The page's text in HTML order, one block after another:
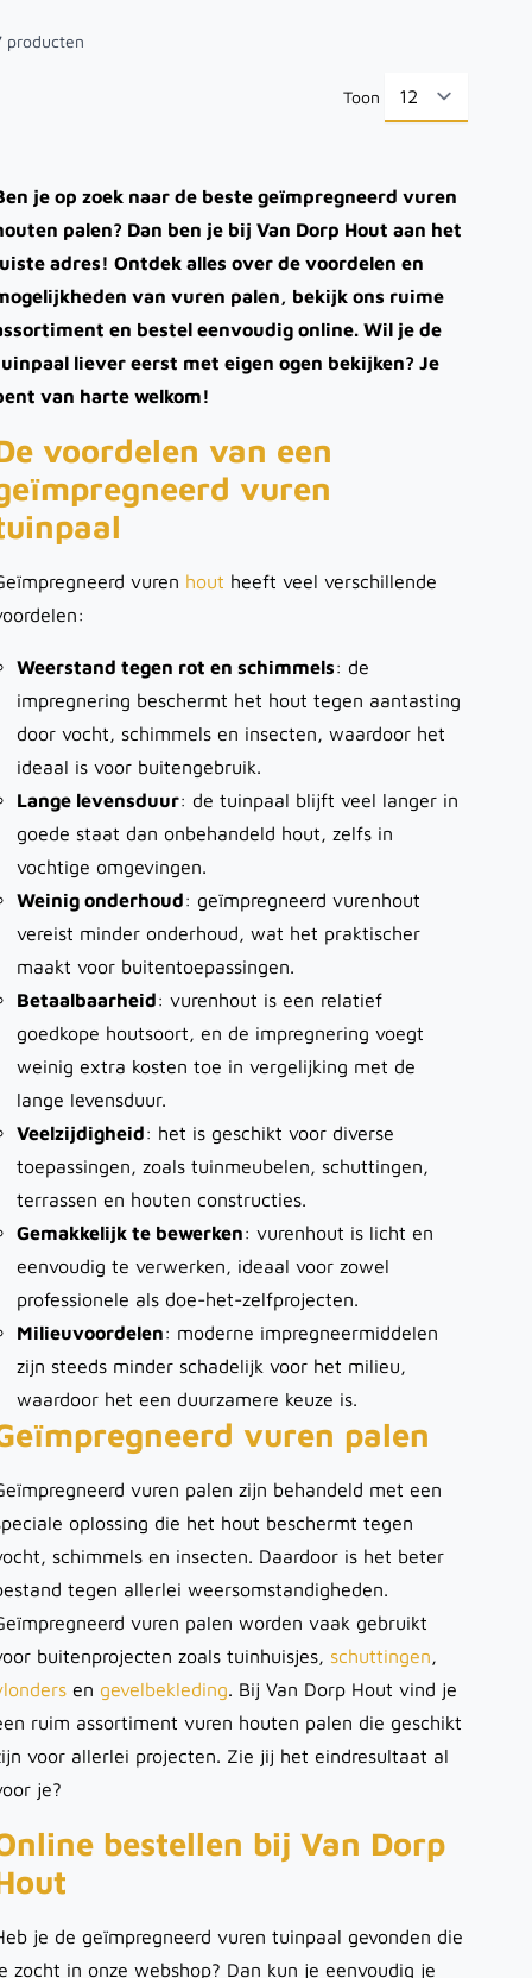
producten
Toon
je op zoek naar de beste geïmpregneerd vuren
palen? Dan ben je bij Van Dorp Hout aan het
adres! Ontdek alles over de voordelen en
van vuren palen, bekijk ons ruime
en bestel eenvoudig online. Wil je de
liever eerst met eigen ogen bekijken? Je
van harte welkom!
voordelen van een
vuren
vuren hout heeft veel verschillende
Weerstand tegen rot en schimmels: de
impregnering beschermt het hout tegen aantasting
door vocht, schimmels en insecten, waardoor het
ideaal is voor buitengebruik.
Lange levensduur: de tuinpaal blijft veel langer in
goede staat dan onbehandeld hout, zelfs in
vochtige omgevingen.
Weinig onderhoud: geïmpregneerd vurenhout
vereist minder onderhoud, wat het praktischer
maakt voor buitentoepassingen.
Betaalbaarheid: vurenhout is een relatief
goedkope houtsoort, en de impregnering voegt
weinig extra kosten toe in vergelijking met de
lange levensduur.
Veelzijdigheid: het is geschikt voor diverse
toepassingen, zoals tuinmeubelen, schuttingen,
terrassen en houten constructies.
Gemakkelijk te bewerken: vurenhout is licht en
eenvoudig te verwerken, ideaal voor zowel
professionele als doe-het-zelfprojecten.
Milieuvoordelen: moderne impregneermiddelen
zijn steeds minder schadelijk voor het milieu,
waardoor het een duurzamere keuze is.
vuren palen
vuren palen zijn behandeld met een
oplossing die het hout beschermt tegen
schimmels en insecten. Daardoor is het beter
tegen allerlei weersomstandigheden.
vuren palen worden vaak gebruikt
buitenprojecten zoals tuinhuisjes, schuttingen,
en gevelbekleding. Bij Van Dorp Hout vind je
ruim assortiment vuren houten palen die geschikt
voor allerlei projecten. Zie jij het eindresultaat al
je?
bestellen bij Van Dorp
je de geïmpregneerd vuren tuinpaal gevonden die
zocht in onze webshop? Dan kun je eenvoudig je